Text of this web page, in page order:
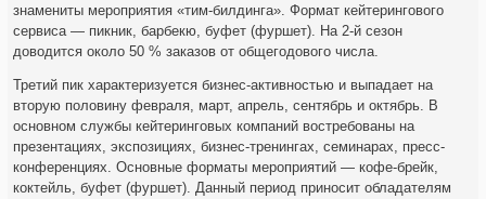
знамениты мероприятия «тим-билдинга». Формат кейтерингового
сервиса — пикник, барбекю, буфет (фуршет). На 2-й сезон
доводится около 50 % заказов от общегодового числа.
Третий пик характеризуется бизнес-активностью и выпадает на
вторую половину февраля, март, апрель, сентябрь и октябрь. В
основном службы кейтеринговых компаний востребованы на
презентациях, экспозициях, бизнес-тренингах, семинарах, пресс-
конференциях. Основные форматы мероприятий — кофе-брейк,
коктейль, буфет (фуршет). Данный период приносит обладателям